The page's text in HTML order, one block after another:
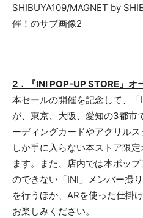
2．『INI POP-UP STORE』オ
本セールの開催を記念して、
が、東京、大阪、愛知の3都市
ーディングカードやアクリル
しか手に入らない本ストア限
ます。また、店内では本ポッ
のできない「INI」メンバー撮
を行うほか、ARを使った仕掛
お楽しみください。